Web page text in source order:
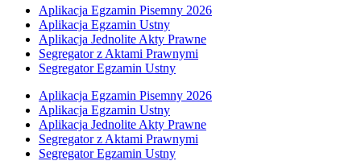
Aplikacja Egzamin Pisemny 2026
Aplikacja Egzamin Ustny
Aplikacja Jednolite Akty Prawne
Segregator z Aktami Prawnymi
Segregator Egzamin Ustny
Aplikacja Egzamin Pisemny 2026
Aplikacja Egzamin Ustny
Aplikacja Jednolite Akty Prawne
Segregator z Aktami Prawnymi
Segregator Egzamin Ustny